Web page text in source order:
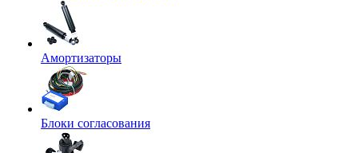
Амортизаторы
Блоки согласования